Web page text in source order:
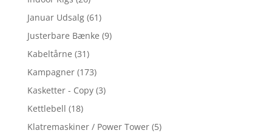
Januar Udsalg (61)
Justerbare Bænke (9)
Kabeltårne (31)
Kampagner (173)
Kasketter - Copy (3)
Kettlebell (18)
Klatremaskiner / Power Tower (5)